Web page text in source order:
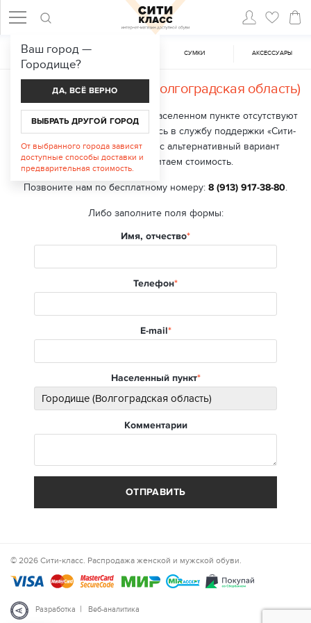
ЖЕНСКАЯ ОБУВЬ CУМКИ АКСЕССУАРЫ
Доставка вГородище (Волгоградская область)
В настоящий момент в вашем населенном пункте отсутствуют
точки выдачи заказа. Обратитесь в службу поддержки «Сити-
класс», мы подберем для вас альтернативный вариант
доставки и рассчитаем стоимость.
Позвоните нам по бесплатному номеру: 8 (913) 917-38-80.
Либо заполните поля формы:
Имя, отчество
Телефон
E-mail
Населенный пункт
Комментарии
ОТПРАВИТЬ
© 2026 Сити-класс. Распродажа женской и мужской обуви.
Разработка | Веб-аналитика
Ваш город —
Городище?
ДА, ВСЁ ВЕРНО
ВЫБРАТЬ ДРУГОЙ ГОРОД
От выбранного города зависят
доступные способы доставки и
предварительная стоимость.